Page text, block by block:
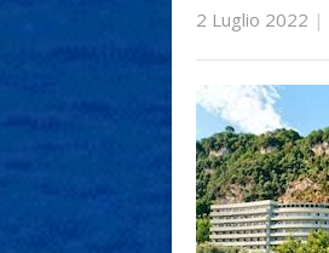
2 Luglio 2022 |